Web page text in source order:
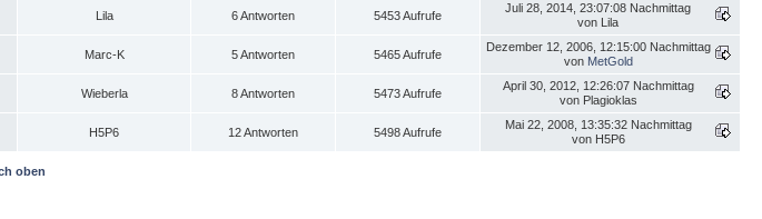
Lila 6 Antworten 5453 Aufrufe
Juli 28, 2014, 23:07:08 Nachmittag
von Lila
Marc-K 5 Antworten 5465 Aufrufe
Dezember 12, 2006, 12:15:00 Nachmittag
von MetGold
Wieberla 8 Antworten 5473 Aufrufe
April 30, 2012, 12:26:07 Nachmittag
von Plagioklas
H5P6 12 Antworten 5498 Aufrufe
Mai 22, 2008, 13:35:32 Nachmittag
von H5P6
oben